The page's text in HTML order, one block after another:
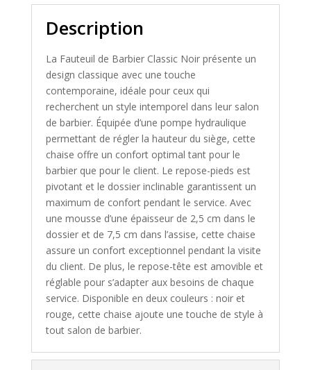
Description
La Fauteuil de Barbier Classic Noir présente un
design classique avec une touche
contemporaine, idéale pour ceux qui
recherchent un style intemporel dans leur salon
de barbier. Équipée d’une pompe hydraulique
permettant de régler la hauteur du siège, cette
chaise offre un confort optimal tant pour le
barbier que pour le client. Le repose-pieds est
pivotant et le dossier inclinable garantissent un
maximum de confort pendant le service. Avec
une mousse d’une épaisseur de 2,5 cm dans le
dossier et de 7,5 cm dans l’assise, cette chaise
assure un confort exceptionnel pendant la visite
du client. De plus, le repose-tête est amovible et
réglable pour s’adapter aux besoins de chaque
service. Disponible en deux couleurs : noir et
rouge, cette chaise ajoute une touche de style à
tout salon de barbier.